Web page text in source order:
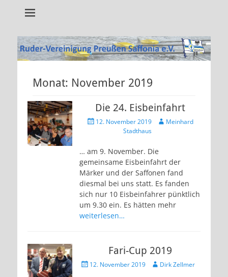
Monat: November 2019
Die 24. Eisbeinfahrt
Veröffentlicht
12. November 2019 AutorMeinhard
Stadthaus
… am 9. November. Die
gemeinsame Eisbeinfahrt der
Märker und der Saffonen fand
diesmal bei uns statt. Es fanden
sich nur 10 Eisbeinfahrer pünktlich
um 9.30 ein. Es hätten mehr
weiterlesen…
Fari-Cup 2019
Veröffentlicht
12. November 2019 AutorDirk Zellmer